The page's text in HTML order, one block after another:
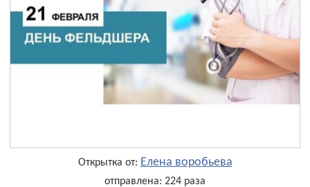
Открытка от: Елена воробьева
отправлена: 224 раза